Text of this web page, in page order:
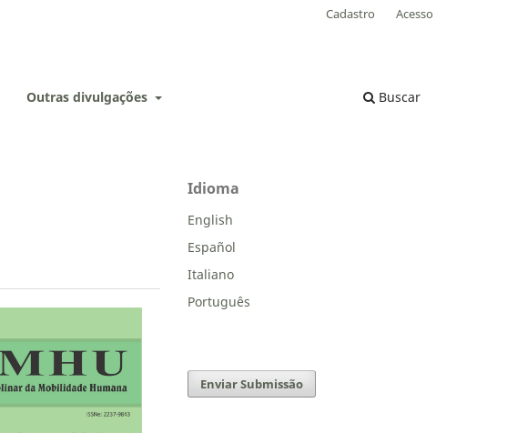
Outras divulgações Buscar
Cadastro Acesso
Idioma
English
Español
Italiano
Português
Enviar Submissão